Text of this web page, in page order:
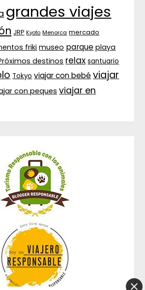
grandes viajes
JRP Kyoto Menorca mercado
friki museo parque playa
destinos relax santuario
Tokyo viajar con bebé viajar
con peques viajar en